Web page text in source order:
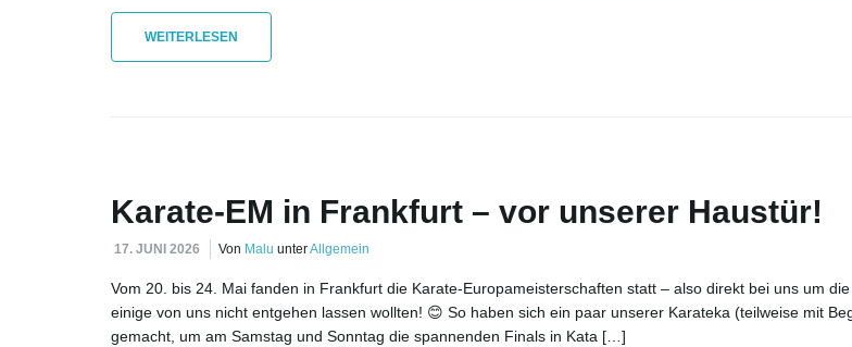
WEITERLESEN
Karate-EM in Frankfurt – vor unserer Haustür!
17. JUNI 2026 Von Malu unterAllgemein
Vom 20. bis 24. Mai fanden in Frankfurt die Karate-Europameisterschaften statt – also direkt bei uns um
einige von uns nicht entgehen lassen wollten! 😊 So haben sich ein paar unserer Karateka (teilweise mit
gemacht, um am Samstag und Sonntag die spannenden Finals in Kata […]